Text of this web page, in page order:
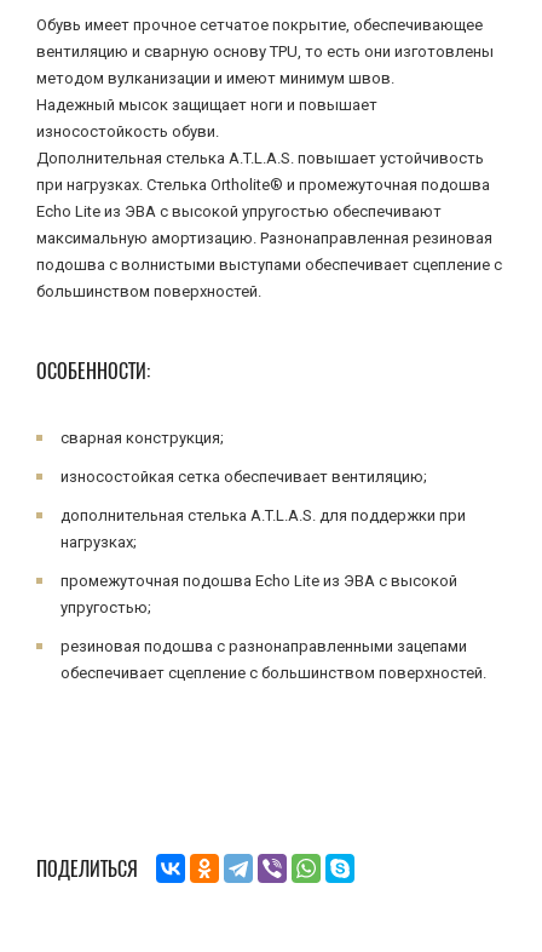
Обувь имеет прочное сетчатое покрытие, обеспечивающее
вентиляцию и сварную основу TPU, то есть они изготовлены
методом вулканизации и имеют минимум швов.
Надежный мысок защищает ноги и повышает
износостойкость обуви.
Дополнительная стелька A.T.L.A.S. повышает устойчивость
при нагрузках. Стелька Ortholite® и промежуточная подошва
Echo Lite из ЭВА с высокой упругостью обеспечивают
максимальную амортизацию. Разнонаправленная резиновая
подошва с волнистыми выступами обеспечивает сцепление с
большинством поверхностей.
ОСОБЕННОСТИ:
сварная конструкция;
износостойкая сетка обеспечивает вентиляцию;
дополнительная стелька A.T.L.A.S. для поддержки при
нагрузках;
промежуточная подошва Echo Lite из ЭВА с высокой
упругостью;
резиновая подошва с разнонаправленными зацепами
обеспечивает сцепление с большинством поверхностей.
ПОДЕЛИТЬСЯ